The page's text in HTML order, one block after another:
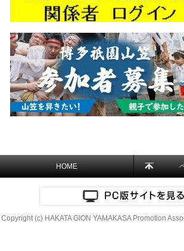
HOME
Copyright (c) HAKATA GION YAMAKASA Promotion